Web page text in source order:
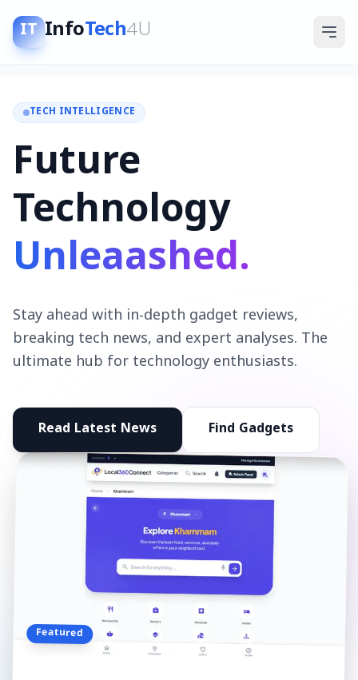
IT InfoTech4U
TECH INTELLIGENCE
Future
Technology
Unleaashed.
Stay ahead with in-depth gadget reviews,
breaking tech news, and expert analyses. The
ultimate hub for technology enthusiasts.
Read Latest News Find Gadgets
Featured